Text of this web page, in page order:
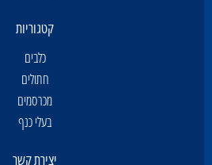
קטגוריות
כלבים
חתולים
מכרסמים
בעלי כנף
יצירת קשר